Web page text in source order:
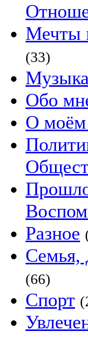
Мечты
(33)
Музыка
Обо
О моём
Разное
Семья,
(66)
Спорт